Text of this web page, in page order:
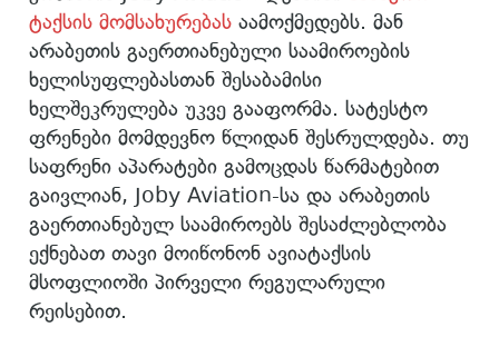
ტაქსის მომსახურებას აამოქმედებს. მან
არაბეთის გაერთიანებული საამიროების
ხელისუფლებასთან შესაბამისი
ხელშეკრულება უკვე გააფორმა. სატესტო
ფრენები მომდევნო წლიდან შესრულდება. თუ
საფრენი აპარატები გამოცდას წარმატებით
გაივლიან, Joby Aviation-სა და არაბეთის
გაერთიანებულ საამიროებს შესაძლებლობა
ექნებათ თავი მოიწონონ ავიატაქსის
მსოფლიოში პირველი რეგულარული
რეისებით.